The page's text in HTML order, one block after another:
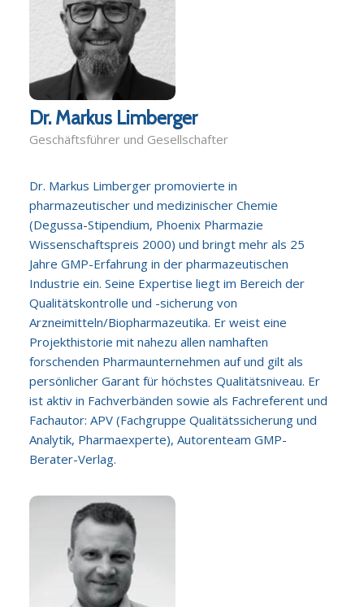
Dr. Markus Limberger
Geschäftsführer und Gesellschafter
Dr. Markus Limberger promovierte in
pharmazeutischer und medizinischer Chemie
(Degussa-Stipendium, Phoenix Pharmazie
Wissenschaftspreis 2000) und bringt mehr als 25
Jahre GMP-Erfahrung in der pharmazeutischen
Industrie ein. Seine Expertise liegt im Bereich der
Qualitätskontrolle und -sicherung von
Arzneimitteln/Biopharmazeutika. Er weist eine
Projekthistorie mit nahezu allen namhaften
forschenden Pharmaunternehmen auf und gilt als
persönlicher Garant für höchstes Qualitätsniveau. Er
ist aktiv in Fachverbänden sowie als Fachreferent und
Fachautor: APV (Fachgruppe Qualitätssicherung und
Analytik, Pharmaexperte), Autorenteam GMP-
Berater-Verlag.